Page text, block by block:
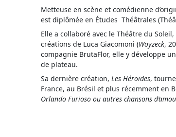
Metteuse en scène et comédienne
est diplômée en Études Théâtrales
Elle a collaboré avec le Théâtre du
créations de Luca Giacomoni (Woyzeck,
compagnie BrutaFlor, elle y développe
de plateau.
Sa dernière création, Les Héroïdes,
France, au Brésil et plus récemment en
Orlando Furioso ou autres chansons